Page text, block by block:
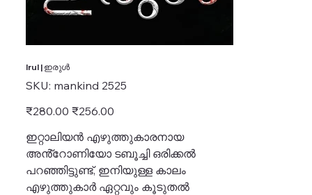
Irul | ഇരുൾ
SKU: mankind
mankind 2525
Original
price
₹280.00 Sale
price
₹256.00
ഇറ്റാലിയൻ എഴുത്തുകാരനായ
അൻ്റോണിയോ ടബൂച്ചി ഒരിക്കൽ
പറഞ്ഞിട്ടുണ്ട്, ഇനിയുള്ള കാലം
എഴുത്തുകാർ ഏറ്റവും കൂടുതൽ